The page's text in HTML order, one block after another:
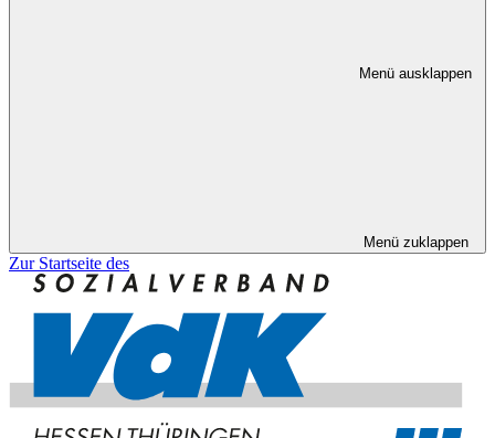
Menü ausklappen
Menü zuklappen
Zur Startseite des